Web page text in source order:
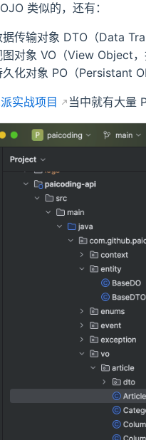
类似的，还有：
据传输对象 DTO（Data
图对象 VO（View Object，
久化对象 PO（Persistant
实战项目 当中就有大量